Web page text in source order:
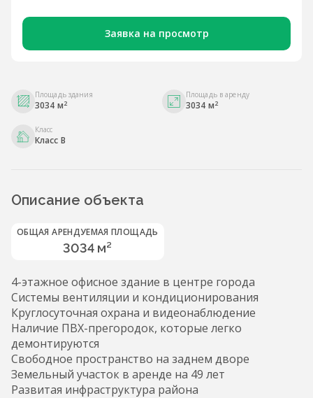
Заявка на просмотр
Площадь здания
3034 м2
Площадь в аренду
3034 м2
Класс
Класс B
Описание объекта
ОБЩАЯ АРЕНДУЕМАЯ ПЛОЩАДЬ
3034 м²
4-этажное офисное здание в центре города
Системы вентиляции и кондиционирования
Круглосуточная охрана и видеонаблюдение
Наличие ПВХ-прегородок, которые легко
демонтируются
Свободное пространство на заднем дворе
Земельный участок в аренде на 49 лет
Развитая инфраструктура района